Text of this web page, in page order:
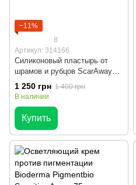
−11%
8
Артикул: 314166
Силиконовый пластырь от
шрамов и рубцов ScarAway
Silicone Scar Sheets 3,8см х
7,6см 6шт
1 250 грн 1 400 грн
В наличии
Купить